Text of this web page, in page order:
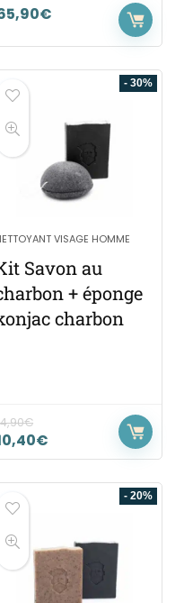
€
- 30%
VISAGE HOMME
Savon au
+ éponge
charbon
€
€
- 20%